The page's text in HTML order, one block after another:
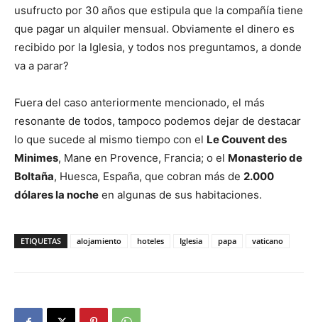
usufructo por 30 años que estipula que la compañía tiene
que pagar un alquiler mensual. Obviamente el dinero es
recibido por la Iglesia, y todos nos preguntamos, a donde
va a parar?
Fuera del caso anteriormente mencionado, el más
resonante de todos, tampoco podemos dejar de destacar
lo que sucede al mismo tiempo con el Le Couvent des
Minimes, Mane en Provence, Francia; o el Monasterio de
Boltaña, Huesca, España, que cobran más de 2.000
dólares la noche en algunas de sus habitaciones.
ETIQUETAS alojamiento hoteles Iglesia papa vaticano